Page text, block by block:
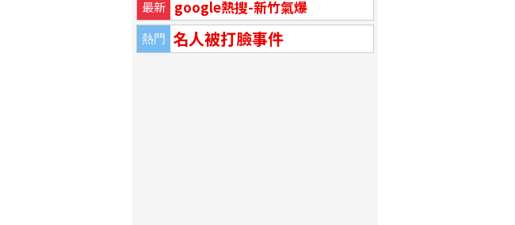
最新 google熱搜-新竹氣爆
熱門 名人被打臉事件